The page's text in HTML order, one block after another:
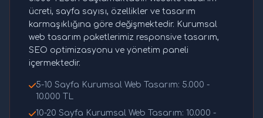
ücreti, sayfa sayısı, özellikler ve tasarım
karmaşıklığına göre değişmektedir. Kurumsal
web tasarım paketlerimiz responsive tasarım,
SEO optimizasyonu ve yönetim paneli
içermektedir.
5-10 Sayfa Kurumsal Web Tasarım: 5.000 -
10.000 TL
10-20 Sayfa Kurumsal Web Tasarım: 10.000 -